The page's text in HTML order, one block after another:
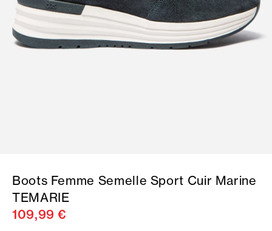
Boots Femme Semelle Sport Cuir Marine
TEMARIE
109,99 €